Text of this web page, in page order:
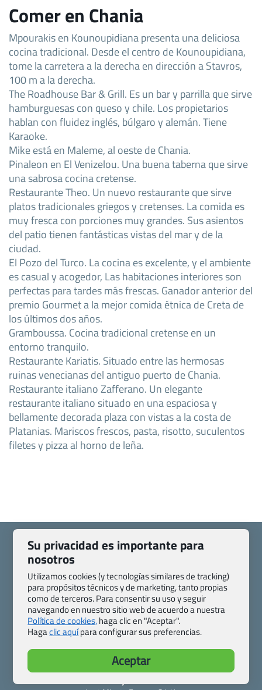
Comer en Chania
Mpourakis en Kounoupidiana presenta una deliciosa
cocina tradicional. Desde el centro de Kounoupidiana,
tome la carretera a la derecha en dirección a Stavros,
100 m a la derecha.
The Roadhouse Bar & Grill. Es un bar y parrilla que sirve
hamburguesas con queso y chile. Los propietarios
hablan con fluidez inglés, búlgaro y alemán. Tiene
Karaoke.
Mike está en Maleme, al oeste de Chania.
Pinaleon en El Venizelou. Una buena taberna que sirve
una sabrosa cocina cretense.
Restaurante Theo. Un nuevo restaurante que sirve
platos tradicionales griegos y cretenses. La comida es
muy fresca con porciones muy grandes. Sus asientos
del patio tienen fantásticas vistas del mar y de la
ciudad.
El Pozo del Turco. La cocina es excelente, y el ambiente
es casual y acogedor, Las habitaciones interiores son
perfectas para tardes más frescas. Ganador anterior del
premio Gourmet a la mejor comida étnica de Creta de
los últimos dos años.
Gramboussa. Cocina tradicional cretense en un
entorno tranquilo.
Restaurante Kariatis. Situado entre las hermosas
ruinas venecianas del antiguo puerto de Chania.
Restaurante italiano Zafferano. Un elegante
restaurante italiano situado en una espaciosa y
bellamente decorada plaza con vistas a la costa de
Platanias. Mariscos frescos, pasta, risotto, suculentos
filetes y pizza al horno de leña.
Quienes somos
Contacto
Pasaporte, Visado, Salud y otras disposiciones específicas
Blog de Viajes.com
Registro de agencias
Preguntas frecuentes
Condiciones generales
Política de privacidad y cookies
Todas las páginas – sitemap
Su privacidad es importante para
nosotros
Utilizamos cookies (y tecnologías similares de tracking)
para propósitos técnicos y de marketing, tanto propias
como de terceros. Para consentir su uso y seguir
navegando en nuestro sitio web de acuerdo a nuestra
Política de cookies,haga clic en "Aceptar".
Hagaclic aquípara configurar sus preferencias.
Aceptar